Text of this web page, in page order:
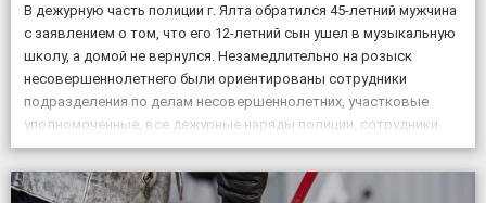
В дежурную часть полиции г. Ялта обратился 45-летний мужчина
с заявлением о том, что его 12-летний сын ушел в музыкальную
школу, а домой не вернулся. Незамедлительно на розыск
несовершеннолетнего были ориентированы сотрудники
подразделения по делам несовершеннолетних, участковые
уполномоченные, все дежурные наряды полиции, сотрудники
патрульной постовой службы, ГИБДД, уголовного розыска.
Также к поисковым мероприятиям привлекли кинолога […]